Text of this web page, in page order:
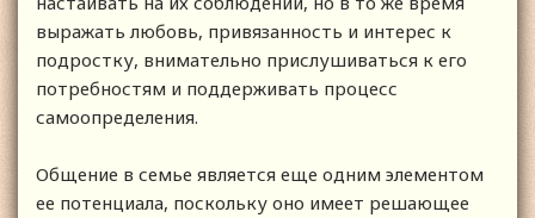
выражать любовь, привязанность и интерес к
подростку, внимательно прислушиваться к его
потребностям и поддерживать процесс
самоопределения.
Общение в семье является еще одним элементом
ее потенциала, поскольку оно имеет решающее